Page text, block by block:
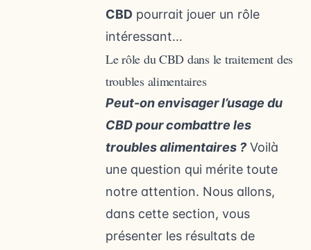
CBD pourrait jouer un rôle
intéressant…
Le rôle du CBD dans le traitement des
troubles alimentaires
Peut-on envisager l’usage du
CBD pour combattre les
troubles alimentaires ? Voilà
une question qui mérite toute
notre attention. Nous allons,
dans cette section, vous
présenter les résultats de